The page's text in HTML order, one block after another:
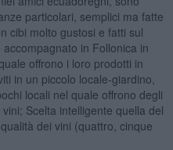
particolari, semplici ma fatte
cibi molto gustosi e fatti sul
in Follonica in
offrono i loro prodotti in
in un piccolo locale-giardino,
locali nel quale offrono degli
Scelta intelligente quella del
dei vini (quattro, cinque